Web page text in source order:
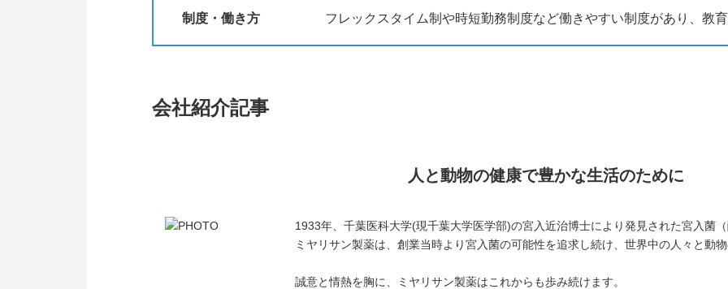
制度・働き方 フレックスタイム制や時短勤務制度など働きやすい制度があり、教
会社紹介記事
人と動物の健康で豊かな生活のために
1933年、千葉医科大学(現千葉大学医学部)の宮入近治博士により発見された宮入菌
ミヤリサン製薬は、創業当時より宮入菌の可能性を追求し続け、世界中の人々と動
誠意と情熱を胸に、ミヤリサン製薬はこれからも歩み続けます。